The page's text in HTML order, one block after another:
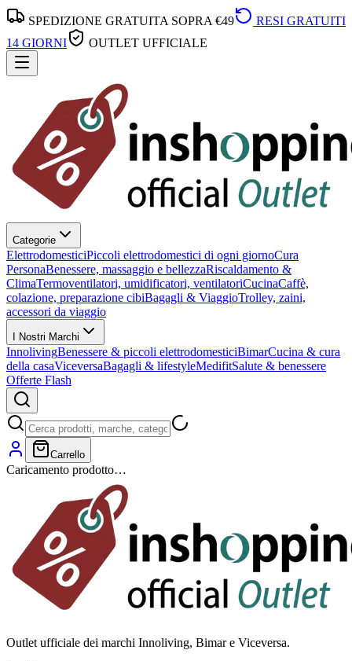
SPEDIZIONE GRATUITA SOPRA €49
RESI GRATUITI
14 GIORNI
OUTLET UFFICIALE
Categorie
ElettrodomesticiPiccoli elettrodomestici di ogni giornoCura
PersonaBenessere, massaggio e bellezzaRiscaldamento &
ClimaTermoventilatori, umidificatori, ventilatoriCucinaCaffè,
colazione, preparazione cibiBagagli & ViaggioTrolley, zaini,
accessori da viaggio
I Nostri Marchi
InnolivingBenessere & piccoli elettrodomesticiBimarCucina & cura
della casaViceversaBagagli & lifestyleMedifitSalute & benessere
Offerte Flash
Carrello
Caricamento prodotto…
Outlet ufficiale dei marchi Innoliving, Bimar e Viceversa.